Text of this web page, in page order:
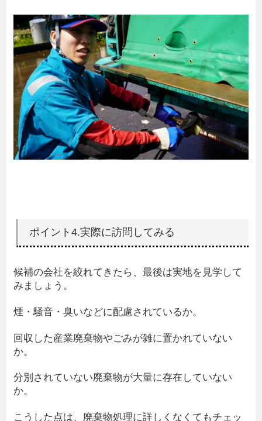
ポイント4.実際に訪問してみる
候補の会社を絞れてきたら、最後は実地を見学して
みましょう。
煙・騒音・臭いなどに配慮されているか。
回収した産業廃棄物やごみが雑に置かれていない
か。
分別されていない廃棄物が大量に存在していない
か。
こうした点は、廃棄物処理に詳しくなくてもチェッ